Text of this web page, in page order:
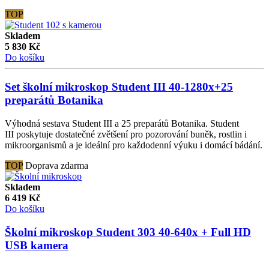
TOP
Skladem
5 830 Kč
Do košíku
Set školní mikroskop Student III 40-1280x+25
preparátů Botanika
Výhodná sestava Student III a 25 preparátů Botanika. Student
III poskytuje dostatečné zvětšení pro pozorování buněk, rostlin i
mikroorganismů a je ideální pro každodenní výuku i domácí bádání.
TOP Doprava zdarma
Skladem
6 419 Kč
Do košíku
Školní mikroskop Student 303 40-640x + Full HD
USB kamera